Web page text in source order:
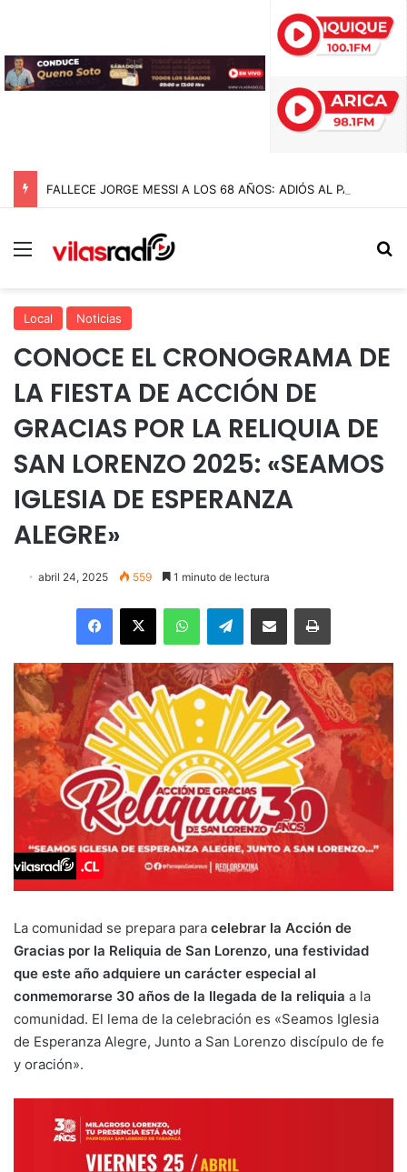
Menú
Local Noticias
CONOCE EL CRONOGRAMA DE
LA FIESTA DE ACCIÓN DE
GRACIAS POR LA RELIQUIA DE
SAN LORENZO 2025: «SEAMOS
IGLESIA DE ESPERANZA
ALEGRE»
abril 24, 2025 559 1 minuto de lectura
Facebook
X WhatsAppTelegramEnviar vía email Imprimir
La comunidad se prepara para celebrar la Acción de
Gracias por la Reliquia de San Lorenzo, una festividad
que este año adquiere un carácter especial al
conmemorarse 30 años de la llegada de la reliquia a la
comunidad. El lema de la celebración es «Seamos Iglesia
de Esperanza Alegre, Junto a San Lorenzo discípulo de fe
y oración».